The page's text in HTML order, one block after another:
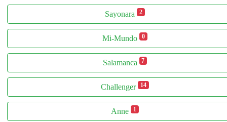
Sayonara 2
Mi-Mundo 0
Salamanca 7
Challenger 14
Anne 1